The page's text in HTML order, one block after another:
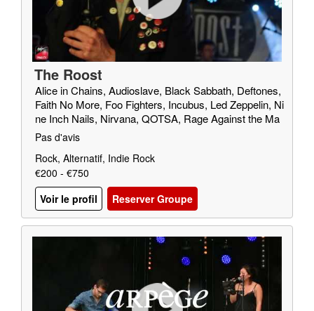
The Roost
Alice in Chains, Audioslave, Black Sabbath, Deftones,
Faith No More, Foo Fighters, Incubus, Led Zeppelin, Ni
ne Inch Nails, Nirvana, QOTSA, Rage Against the Ma
chine, Red Fang, Royal Blood, SOAD, Soundgarden, T
Pas d'avis
Rock, Alternatif, Indie Rock
€200 - €750
Voir le profil
Reserver Groupe